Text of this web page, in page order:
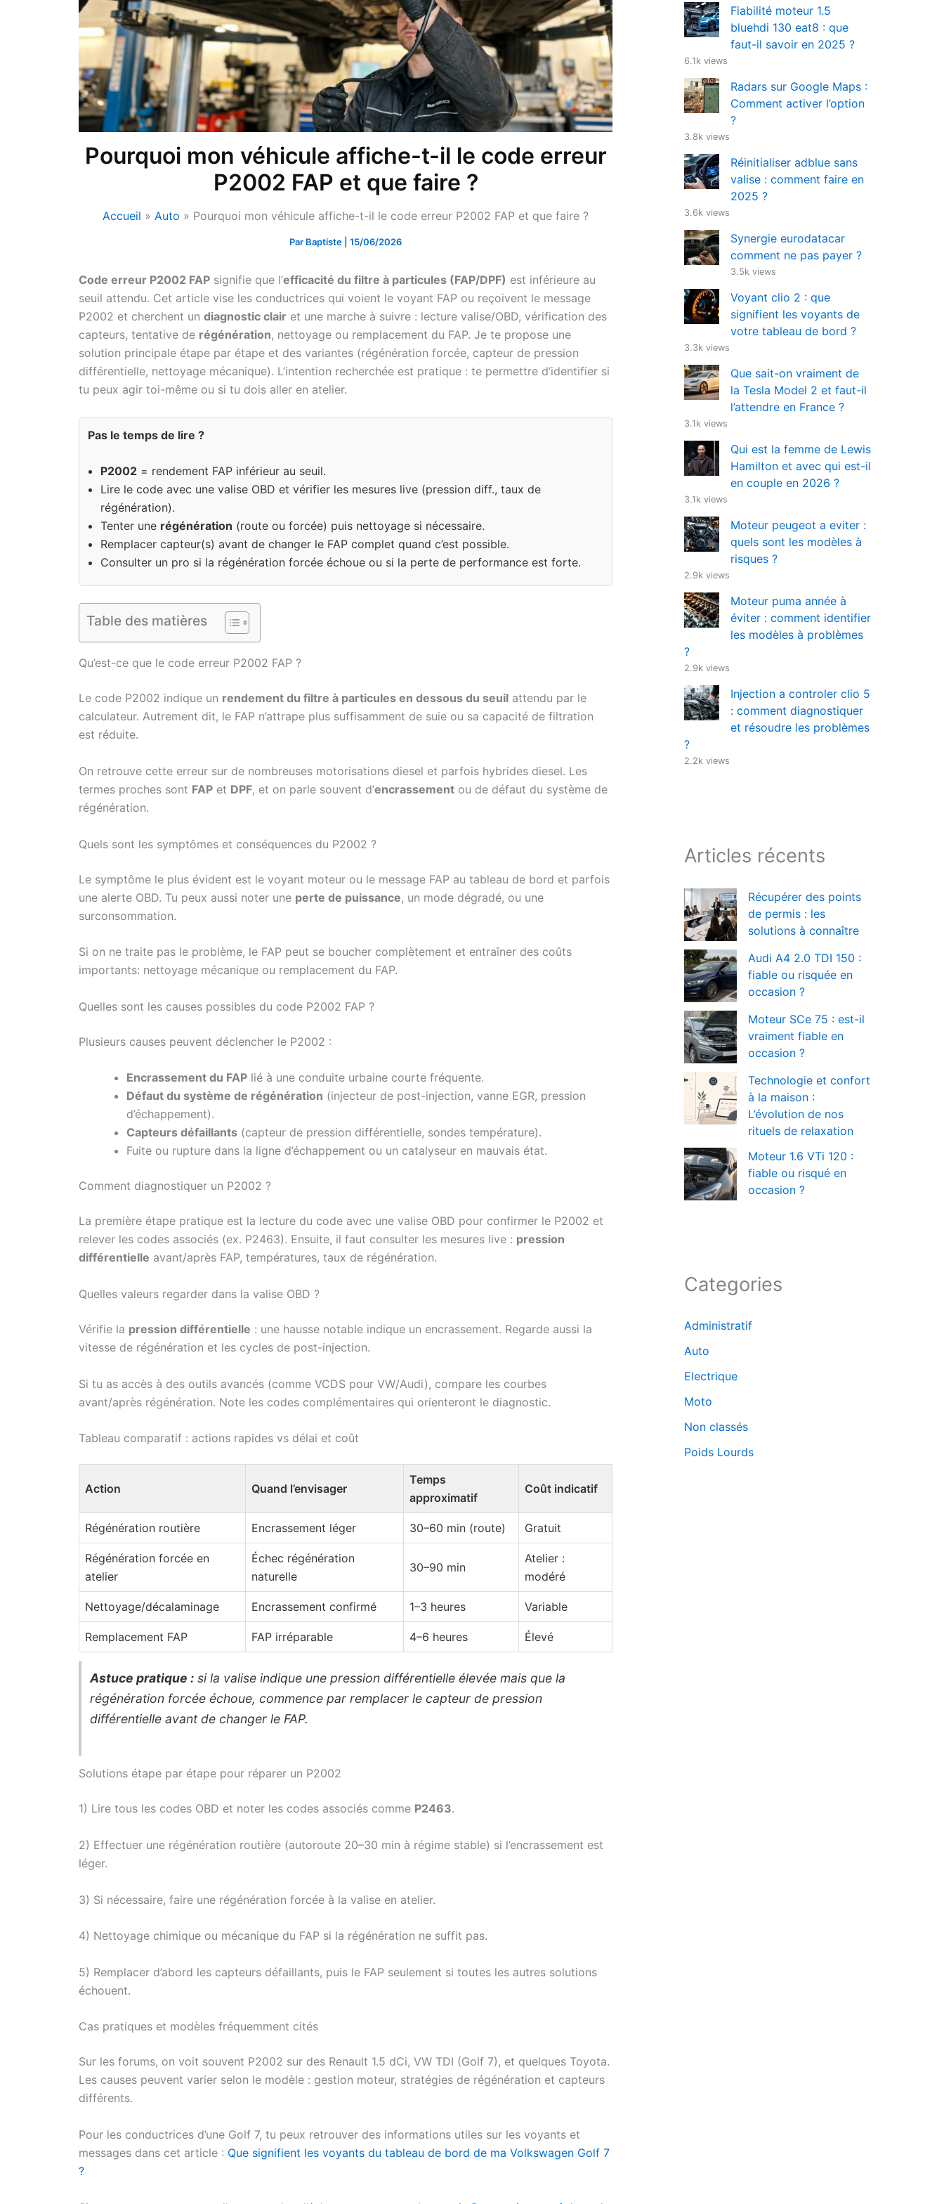
Pourquoi mon véhicule affiche-t-il le code erreur
P2002 FAP et que faire ?
Accueil Auto Pourquoi mon véhicule affiche-t-il le code erreur P2002 FAP et que faire ?
Par Baptiste 15/06/2026
Code erreur P2002 FAP signifie que l’efficacité du filtre à particules (FAP/DPF) est inférieure au
seuil attendu. Cet article vise les conductrices qui voient le voyant FAP ou reçoivent le message
P2002 et cherchent un diagnostic clair et une marche à suivre : lecture valise/OBD, vérification des
capteurs, tentative de régénération, nettoyage ou remplacement du FAP. Je te propose une
solution principale étape par étape et des variantes (régénération forcée, capteur de pression
différentielle, nettoyage mécanique). L’intention recherchée est pratique : te permettre d’identifier si
tu peux agir toi-même ou si tu dois aller en atelier.
Pas le temps de lire ?
P2002 = rendement FAP inférieur au seuil.
Lire le code avec une valise OBD et vérifier les mesures live (pression diff., taux de
régénération).
Tenter une régénération (route ou forcée) puis nettoyage si nécessaire.
Remplacer capteur(s) avant de changer le FAP complet quand c’est possible.
Consulter un pro si la régénération forcée échoue ou si la perte de performance est forte.
Table des matières
Qu’est-ce que le code erreur P2002 FAP ?
Le code P2002 indique un rendement du filtre à particules en dessous du seuil attendu par le
calculateur. Autrement dit, le FAP n’attrape plus suffisamment de suie ou sa capacité de filtration
est réduite.
On retrouve cette erreur sur de nombreuses motorisations diesel et parfois hybrides diesel. Les
termes proches sont FAP et DPF, et on parle souvent d’encrassement ou de défaut du système de
régénération.
Quels sont les symptômes et conséquences du P2002 ?
Le symptôme le plus évident est le voyant moteur ou le message FAP au tableau de bord et parfois
une alerte OBD. Tu peux aussi noter une perte de puissance, un mode dégradé, ou une
surconsommation.
Si on ne traite pas le problème, le FAP peut se boucher complètement et entraîner des coûts
importants: nettoyage mécanique ou remplacement du FAP.
Quelles sont les causes possibles du code P2002 FAP ?
Plusieurs causes peuvent déclencher le P2002 :
Encrassement du FAP lié à une conduite urbaine courte fréquente.
Défaut du système de régénération (injecteur de post-injection, vanne EGR, pression
d’échappement).
Capteurs défaillants (capteur de pression différentielle, sondes température).
Fuite ou rupture dans la ligne d’échappement ou un catalyseur en mauvais état.
Comment diagnostiquer un P2002 ?
La première étape pratique est la lecture du code avec une valise OBD pour confirmer le P2002 et
relever les codes associés (ex. P2463). Ensuite, il faut consulter les mesures live : pression
différentielle avant/après FAP, températures, taux de régénération.
Quelles valeurs regarder dans la valise OBD ?
Vérifie la pression différentielle : une hausse notable indique un encrassement. Regarde aussi la
vitesse de régénération et les cycles de post-injection.
Si tu as accès à des outils avancés (comme VCDS pour VW/Audi), compare les courbes
avant/après régénération. Note les codes complémentaires qui orienteront le diagnostic.
Tableau comparatif : actions rapides vs délai et coût
Action Quand l’envisager
Temps
approximatif
Coût indicatif
Régénération routière Encrassement léger 30–60 min (route) Gratuit
Régénération forcée en
atelier
Échec régénération
naturelle
30–90 min
Atelier :
modéré
Nettoyage/décalaminage Encrassement confirmé 1–3 heures Variable
Remplacement FAP FAP irréparable 4–6 heures Élevé
Astuce pratique : si la valise indique une pression différentielle élevée mais que la
régénération forcée échoue, commence par remplacer le capteur de pression
différentielle avant de changer le FAP.
Solutions étape par étape pour réparer un P2002
1) Lire tous les codes OBD et noter les codes associés comme P2463.
2) Effectuer une régénération routière (autoroute 20–30 min à régime stable) si l’encrassement est
léger.
3) Si nécessaire, faire une régénération forcée à la valise en atelier.
4) Nettoyage chimique ou mécanique du FAP si la régénération ne suffit pas.
5) Remplacer d’abord les capteurs défaillants, puis le FAP seulement si toutes les autres solutions
échouent.
Cas pratiques et modèles fréquemment cités
Sur les forums, on voit souvent P2002 sur des Renault 1.5 dCi, VW TDI (Golf 7), et quelques Toyota.
Les causes peuvent varier selon le modèle : gestion moteur, stratégies de régénération et capteurs
différents.
Pour les conductrices d’une Golf 7, tu peux retrouver des informations utiles sur les voyants et
messages dans cet article : Que signifient les voyants du tableau de bord de ma Volkswagen Golf 7
?
Fiabilité moteur 1.5
bluehdi 130 eat8 : que
faut-il savoir en 2025 ?
6.1k views
Radars sur Google Maps :
Comment activer l’option
?
3.8k views
Réinitialiser adblue sans
valise : comment faire en
2025 ?
3.6k views
Synergie eurodatacar
comment ne pas payer ?
3.5k views
Voyant clio 2 : que
signifient les voyants de
votre tableau de bord ?
3.3k views
Que sait-on vraiment de
la Tesla Model 2 et faut-il
l’attendre en France ?
3.1k views
Qui est la femme de Lewis
Hamilton et avec qui est-il
en couple en 2026 ?
3.1k views
Moteur peugeot a eviter :
quels sont les modèles à
risques ?
2.9k views
Moteur puma année à
éviter : comment identifier
les modèles à problèmes
?
2.9k views
Injection a controler clio 5
: comment diagnostiquer
et résoudre les problèmes
?
2.2k views
Articles récents
Récupérer des points
de permis : les
solutions à connaître
Audi A4 2.0 TDI 150 :
fiable ou risquée en
occasion ?
Moteur SCe 75 : est-il
vraiment fiable en
occasion ?
Technologie et confort
à la maison :
L’évolution de nos
rituels de relaxation
Moteur 1.6 VTi 120 :
fiable ou risqué en
occasion ?
Categories
Administratif
Auto
Electrique
Moto
Non classés
Poids Lourds